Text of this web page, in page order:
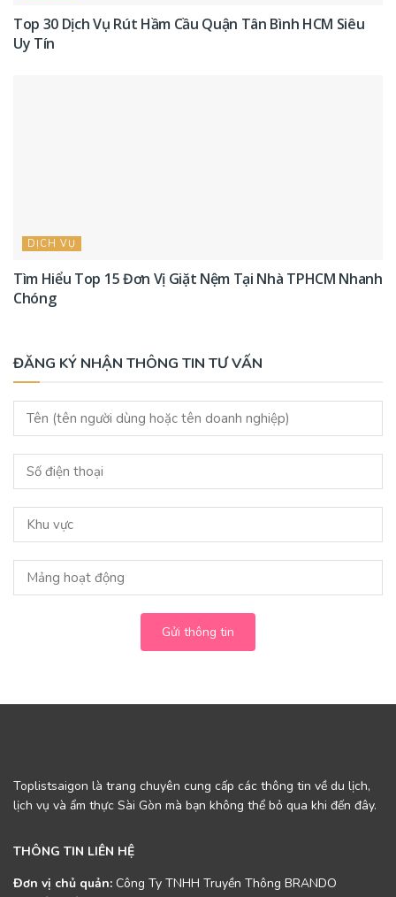
Top 30 Dịch Vụ Rút Hầm Cầu Quận Tân Bình HCM Siêu
Uy Tín
DỊCH VỤ
Tìm Hiểu Top 15 Đơn Vị Giặt Nệm Tại Nhà TPHCM Nhanh
Chóng
ĐĂNG KÝ NHẬN THÔNG TIN TƯ VẤN
Gửi thông tin
Toplistsaigon là trang chuyên cung cấp các thông tin về du lịch,
lịch vụ và ẩm thực Sài Gòn mà bạn không thể bỏ qua khi đến đây.
THÔNG TIN LIÊN HỆ
Đơn vị chủ quản: Công Ty TNHH Truyền Thông BRANDO